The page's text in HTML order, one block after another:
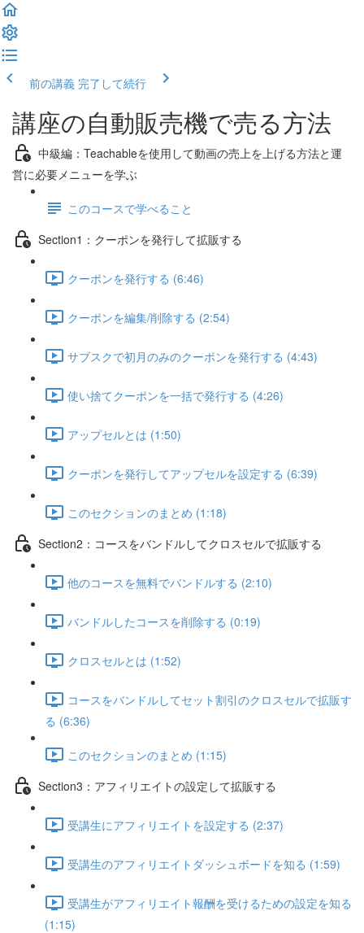
前の講義 完了して続行
講座の自動販売機で売る方法
中級編：Teachableを使用して動画の売上を上げる方法と運
営に必要メニューを学ぶ
このコースで学べること
Section1：クーポンを発行して拡販する
クーポンを発行する (6:46)
クーポンを編集/削除する (2:54)
サブスクで初月のみのクーポンを発行する (4:43)
使い捨てクーポンを一括で発行する (4:26)
アップセルとは (1:50)
クーポンを発行してアップセルを設定する (6:39)
このセクションのまとめ (1:18)
Section2：コースをバンドルしてクロスセルで拡販する
他のコースを無料でバンドルする (2:10)
バンドルしたコースを削除する (0:19)
クロスセルとは (1:52)
コースをバンドルしてセット割引のクロスセルで拡販す
る (6:36)
このセクションのまとめ (1:15)
Section3：アフィリエイトの設定して拡販する
受講生にアフィリエイトを設定する (2:37)
受講生のアフィリエイトダッシュボードを知る (1:59)
受講生がアフィリエイト報酬を受けるための設定を知る
(1:15)